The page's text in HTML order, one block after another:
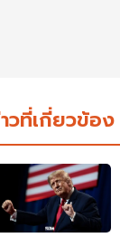
วที่เกี่ยวข้อง